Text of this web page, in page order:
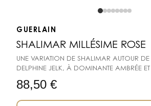
GUERLAIN
SHALIMAR MILLÉSIME ROSE
UNE VARIATION DE SHALIMAR AUTOUR
DELPHINE JELK, À DOMINANTE AMBRÉE
88,50 €